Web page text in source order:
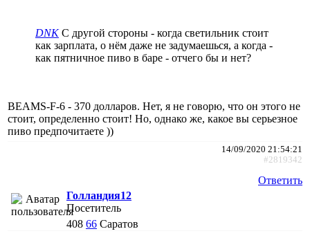
DNK С другой стороны - когда светильник стоит
как зарплата, о нём даже не задумаешься, а когда -
как пятничное пиво в баре - отчего бы и нет?
BEAMS-F-6 - 370 долларов. Нет, я не говорю, что он этого не
стоит, определенно стоит! Но, однако же, какое вы серьезное
пиво предпочитаете ))
14/09/2020 21:54:21
#2819342
Ответить
Голландия12
Посетитель
408 66 Саратов